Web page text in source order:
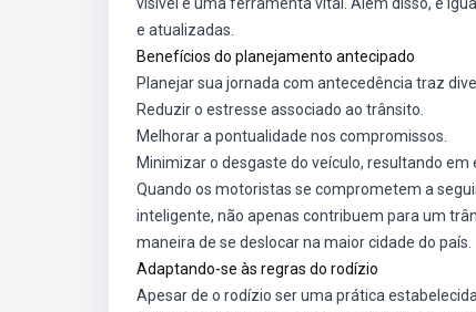
e atualizadas.
Benefícios do planejamento antecipado
Planejar sua jornada com antecedência traz
Reduzir o estresse associado ao trânsito.
Melhorar a pontualidade nos compromissos.
Minimizar o desgaste do veículo, resultando em
Quando os motoristas se comprometem a
inteligente, não apenas contribuem para um
maneira de se deslocar na maior cidade do país.
Adaptando-se às regras do rodízio
Apesar de o rodízio ser uma prática